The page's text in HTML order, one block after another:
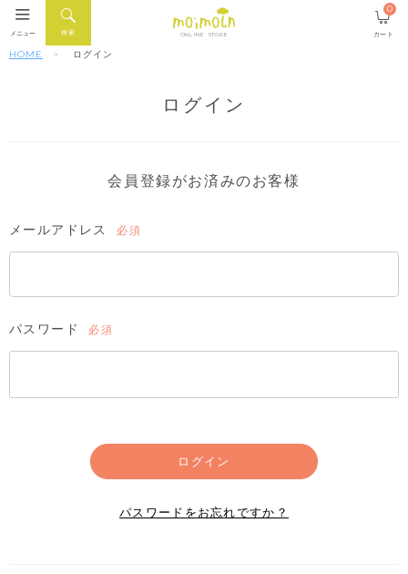
ONLINE STORE
検索
メニュー カート
0
HOME ログイン
ログイン
会員登録がお済みのお客様
メールアドレス
須)
パスワード
須)
ログイン
パスワードをお忘れですか？